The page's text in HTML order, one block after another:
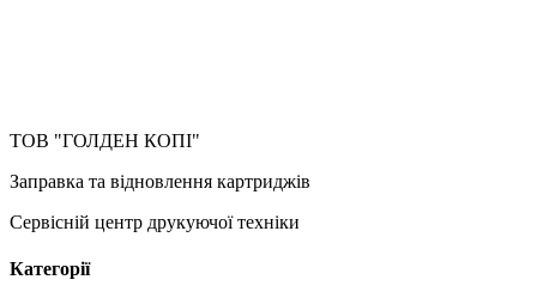
ТОВ "ГОЛДЕН КОПІ"
Заправка та відновлення картриджів
Сервісній центр друкуючої техніки
Категорії